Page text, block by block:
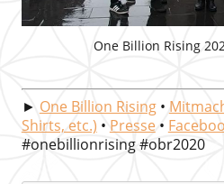
One Billion Rising
► One Billion Rising•
Shirts, etc.) • Presse •
#onebillionrising #obr2020